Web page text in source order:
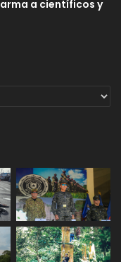
a científicos y